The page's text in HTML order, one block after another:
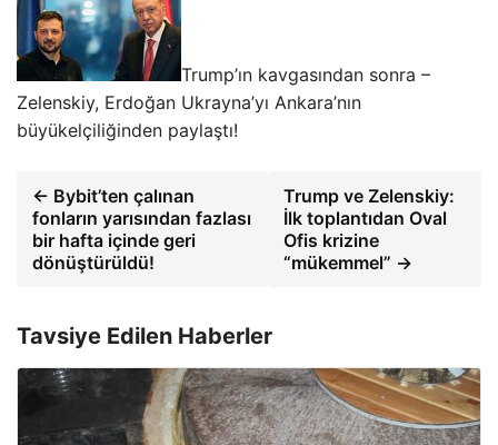
Trump’ın kavgasından sonra –
Zelenskiy, Erdoğan Ukrayna’yı Ankara’nın
büyükelçiliğinden paylaştı!
← Bybit’ten çalınan
fonların yarısından fazlası
bir hafta içinde geri
dönüştürüldü!
Trump ve Zelenskiy:
İlk toplantıdan Oval
Ofis krizine
“mükemmel” →
Tavsiye Edilen Haberler